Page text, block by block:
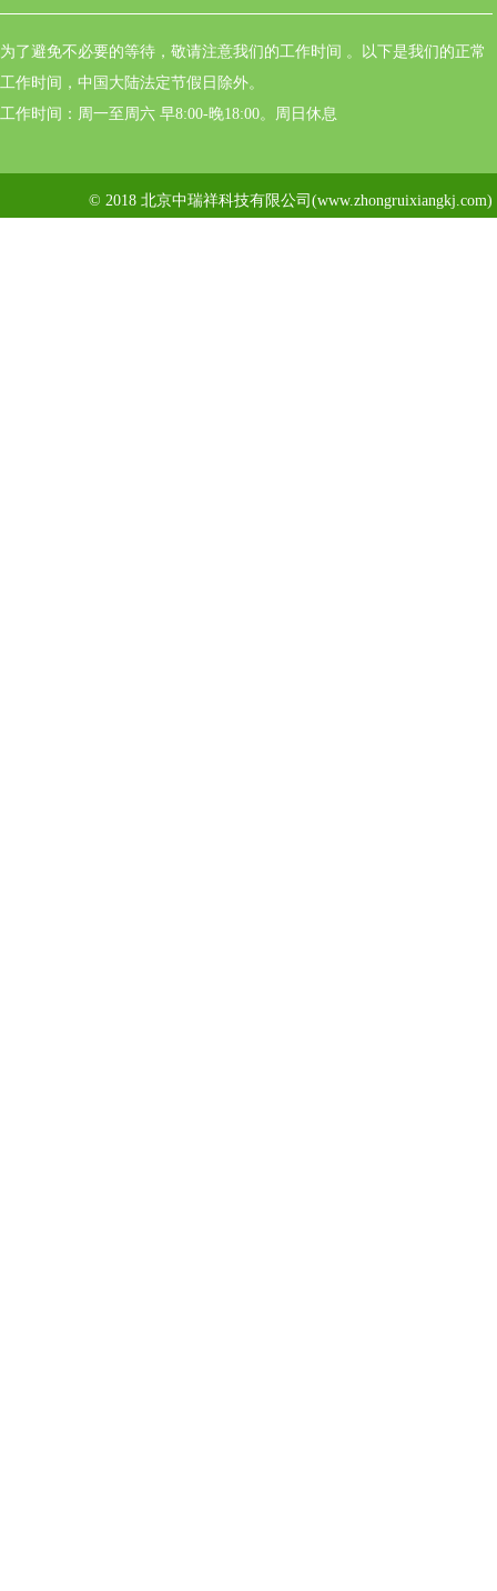
为了避免不必要的等待，敬请注意我们的工作时间 。以下是我们的正常
工作时间，中国大陆法定节假日除外。
工作时间：周一至周六 早8:00-晚18:00。周日休息
© 2018 北京中瑞祥科技有限公司